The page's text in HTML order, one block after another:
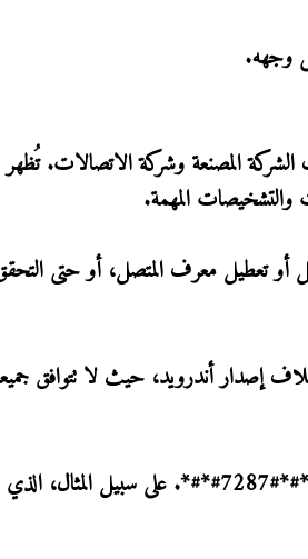
وجهه.
الشركة المصنعة وشركة الاتصالات.
أو تعطيل معرف المتصل، أو حتى
إصدار أندرويد، حيث لا تتوافق
وكل ما عليك فعله هو فتح لوحة الاتصال وكتابة سلسلة من الرموز والأرقام، مثل *#*#7287#*#*. على